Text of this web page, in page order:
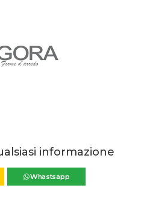
informazione
Whastsapp